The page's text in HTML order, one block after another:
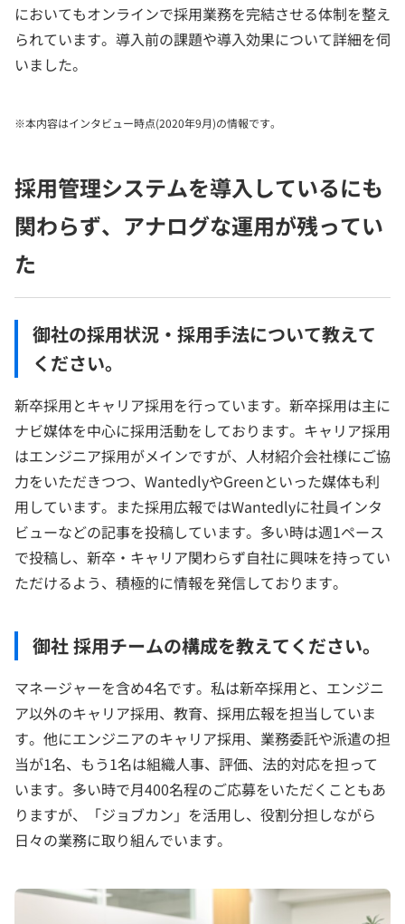
においてもオンラインで採用業務を完結させる体制を整え
られています。導入前の課題や導入効果について詳細を伺
いました。
※本内容はインタビュー時点(2020年9月)の情報です。
採用管理システムを導入しているにも
関わらず、アナログな運用が残ってい
た
御社の採用状況・採用手法について教えて
ください。
新卒採用とキャリア採用を行っています。新卒採用は主に
ナビ媒体を中心に採用活動をしております。キャリア採用
はエンジニア採用がメインですが、人材紹介会社様にご協
力をいただきつつ、WantedlyやGreenといった媒体も利
用しています。また採用広報ではWantedlyに社員インタ
ビューなどの記事を投稿しています。多い時は週1ペース
で投稿し、新卒・キャリア関わらず自社に興味を持ってい
ただけるよう、積極的に情報を発信しております。
御社 採用チームの構成を教えてください。
マネージャーを含め4名です。私は新卒採用と、エンジニ
ア以外のキャリア採用、教育、採用広報を担当していま
す。他にエンジニアのキャリア採用、業務委託や派遣の担
当が1名、もう1名は組織人事、評価、法的対応を担って
います。多い時で月400名程のご応募をいただくこともあ
りますが、「ジョブカン」を活用し、役割分担しながら
日々の業務に取り組んでいます。